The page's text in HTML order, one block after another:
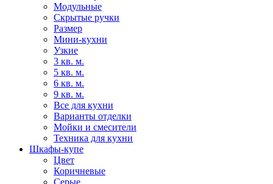
Модульные
Скрытые ручки
Размер
Мини-кухни
Узкие
3 кв. м.
5 кв. м.
6 кв. м.
9 кв. м.
Все для кухни
Варианты отделки
Мойки и смесители
Техника для кухни
Шкафы-купе
Цвет
Коричневые
Серые